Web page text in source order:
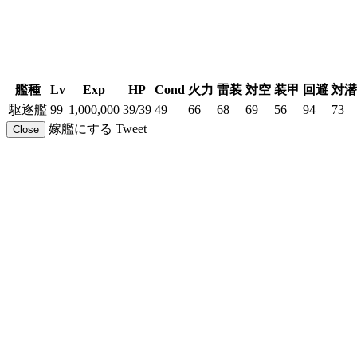
艦種 Lv Exp HP Cond 火力 雷装 対空 装甲 回避 対潜
駆逐艦 99 1,000,000 39/39 49 66 68 69 56 94 73
Close 嫁艦にする Tweet